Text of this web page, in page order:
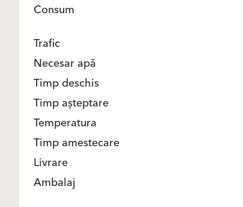
Consum
Trafic
Necesar apă
Timp deschis
Timp așteptare
Temperatura
Timp amestecare
Livrare
Ambalaj